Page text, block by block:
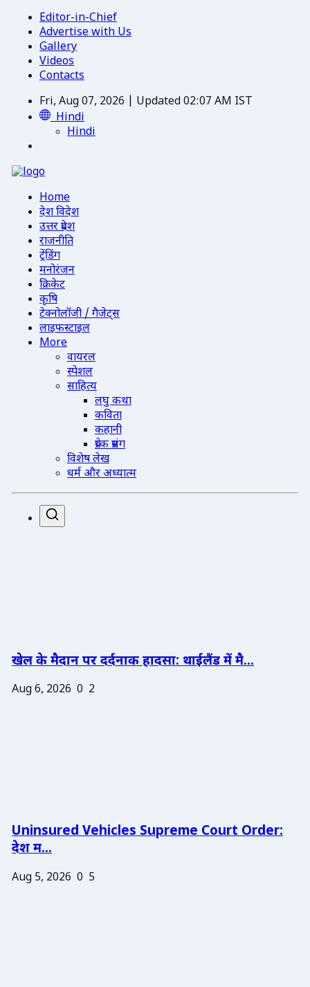
Editor-in-Chief
Advertise with Us
Gallery
Videos
Contacts
Fri, Aug 07, 2026 | Updated 02:07 AM IST
Hindi
Hindi
Home
देश विदेश
उत्तर प्रदेश
राजनीति
ट्रेंडिंग
मनोरंजन
क्रिकेट
कृषि
टेक्नोलॉजी / गैजेट्स
लाइफस्टाइल
More
वायरल
स्पेशल
साहित्य
लघु कथा
कविता
कहानी
प्रेरक प्रसंग
विशेष लेख
धर्म और अध्यात्म
खेल के मैदान पर दर्दनाक हादसा: थाईलैंड में मै...
Aug 6, 2026 0 2
Uninsured Vehicles Supreme Court Order:
देश म...
Aug 5, 2026 0 5